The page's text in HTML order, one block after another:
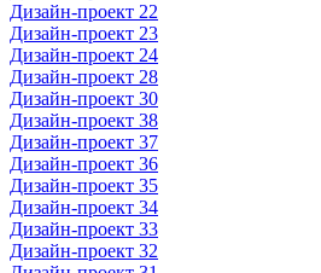
Дизайн-проект 22
Дизайн-проект 23
Дизайн-проект 24
Дизайн-проект 28
Дизайн-проект 30
Дизайн-проект 38
Дизайн-проект 37
Дизайн-проект 36
Дизайн-проект 35
Дизайн-проект 34
Дизайн-проект 33
Дизайн-проект 32